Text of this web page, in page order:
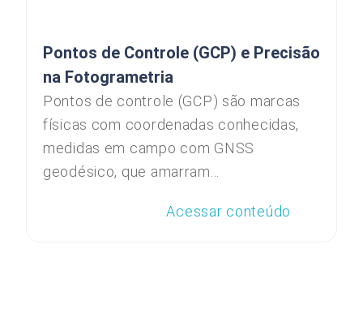
Pontos de Controle (GCP) e Precisão
na Fotogrametria
Pontos de controle (GCP) são marcas
físicas com coordenadas conhecidas,
medidas em campo com GNSS
geodésico, que amarram...
Acessar conteúdo